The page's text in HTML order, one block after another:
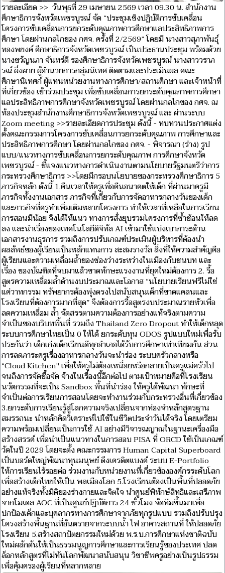
รายละเอียด >> วันพุธที่ 29 เมษายน 2569 เวลา 09.30 น. สำนักงาน
ศึกษาธิการจังหวัดเพชรบูรณ์ จัด “ประชุมเชิงปฏิบัติการขับเคลื่อน
โครงการขับเคลื่อนการยกระดับคุณภาพการศึกษาแลประสิทธิภาพการ
ศึกษา โดยผ่านกลไกของ กศจ. ครั้งที่ 2/2569” โดยมี นางสาวสุภาพันธุ์
ทองพยงค์ ศึกษาธิการจังหวัดเพชรบูรณ์ เป็นประธานประชุม พร้อมด้วย
นางขวัญนภา จันทร์ดี รองศึกษาธิการจังหวัดเพชรบูรณ์ นางสาววราภ
รณ์ ผึ่งผาย ผู้อำนวยการกลุ่มนิเทศ ติดตามและประเมินผล คณะ
ศึกษานิเทศก์ ผู้แทนหน่วยงานทางการศึกษา/สถานศึกษา และเจ้าหน้าที่
ที่เกี่ยวข้อง เข้าร่วมประชุม เพื่อขับเคลื่อนการยกระดับคุณภาพการศึกษา
แลประสิทธิภาพการศึกษาจังหวัดเพชรบูรณ์ โดยผ่านกลไกของ กศจ. ณ
ห้องประชุมสำนักงานศึกษาธิการจังหวัดเพชรบูรณ์ และ ผ่านระบบ
Zoom meeting >>รายละเอียดการประชุม ดังนี้ - ทบทวนประกาศแต่ง
ตั้งคณะกรรมการโครงการขับเคลื่อนการยกระดับคุณภาพ การศึกษาและ
ประสิทธิภาพการศึกษา โดยผ่านกลไกของ กศจ. - พิจารณา (ร่าง) รูป
แบบ/แนวทางการขับเคลื่อนการยกระดับคุณภาพ การศึกษาจังหวัด
เพชรบูรณ์ - ชี้แจงแนวทางการดำเนินงานตามนโยบายรัฐมนตรีว่าการ
กระทรวงศึกษาธิการ >>โดยมีกรอบนโยบายของกระทรวงศึกษาธิการ 5
ภารกิจหลัก ดังนี้ 1.คืนเวลาให้ครูเพื่อคืนอนาคตให้เด็ก ที่ผ่านมาครูมี
ภารกิจทั้งงานเอกสาร ภารกิจที่เกี่ยวกับการจัดอาหารกลางวันของเด็ก
และภารกิจที่ครูทำเพิ่มเติมหลายโครงการ ทำให้เวลาที่เหลือในการเรียน
การสอนมีน้อย จึงได้ให้แนว ทางการสั่งยุบรวมโครงการที่ซ้ำซ้อนให้ลด
ลง และนำเรื่องของเทคโนโลยีดิจิทัล AI เข้ามาใช้แบ่งเบาภาระด้าน
เอกสารงานธุรการ รวมถึงการปรับเกณฑ์ประเมินผู้บริหารที่ต้องนำ
ผลลัพธ์ของผู้เรียนเป็นหลักแทนการ สะสมรางวัล สิ่งที่ให้ความสำคัญคือ
ผู้เรียนและความเหลื่อมล้ำของช่องว่างระหว่างในเมืองกับชนบท และ
เรื่อง ของบัณฑิตที่จบมาแล้วขาดทักษะแรงงานที่ยุคใหม่ต้องการ 2. รื้อ
สูตรความเหลื่อมล้ำด้านงบประมาณและโอกาส “นโยบายเรียนฟรีไม่ใช่
แค่วาทกรรม ทรัพยากรต้องพุ่งตรงไปสนับสนุนเด็กที่ขาดแคลนและ
โรงเรียนที่ต้องการมากที่สุด” จึงต้องการรื้อสูตรงบประมาณรายหัวเพื่อ
ลดความเหลื่อม ล้ำ จัดสรรตามความต้องการอย่างแท้จริงตามความ
จำเป็นของบริบทพื้นที่ รวมถึง Thailand Zero Dropout ทำให้เด็กหลุด
ระบบการศึกษาไทยเป็น 0 ให้ได้ ยกระดับทุน ODOS รูปแบบใหม่เพื่อรับ
ประกันว่า เด็กเก่งเด็กเรียนดีทุกอำเภอได้รับการศึกษาเท่าเทียมกัน ส่วน
การลดภาระครูเรื่องอาหารกลางวันจะนำร่อง ระบบครัวกลางหรือ
“Cloud Kitchen" เพื่อให้ครูไม่ต้องเหนื่อยหรือกลายเป็นครูแม่ครัวไป
จนถึงการจัดซื้อจัด จ้างในเรื่องนี้อีกต่อไป ตามเป้าหมายคือที่โรงเรียน
นวัตกรรมที่จะเป็น Sandbox พื้นที่นำร่อง ให้ครูได้พัฒนา ทักษะที่
จำเป็นต่อการเรียนการสอนโดยจะทำงานร่วมกับกระทรวงอื่นที่เกี่ยวข้อง
3.ยกระดับการเรียนรู้สู่โลกความจริงเปลี่ยนจากท่องจำหลักสูตรฐาน
สมรรถนะ นำหลักคิดวิเคราะห์ไปใช้ในชีวิตประจำวันได้จริง โดยเตรียม
ความพร้อมเปลี่ยนเป็นการใช้ AI อย่างมีวิจารณญาณในฐานะเครื่องมือ
สร้างสรรค์ เพื่อนำเป็นแนวทางในการสอบ PISA ที่ ORCD ใช้เป็นเกณฑ์
วัดในปี 2029 โดยจะตั้ง คณะกรรมการ Human Capital Superboard
เป็นบอร์ดใหญ่พัฒนาทุนมนุษย์ ดึงเครดิตแบงค์ ระบบ E-Portfolio
ให้การเรียนไร้รอยต่อ ร่วมงานกับหน่วยงานที่เกี่ยวข้ององค์กรระดับโลก
เพื่อสร้างเด็กไทยให้เป็น พลเมืองโลก 5.โรงเรียนต้องเป็นพื้นที่ปลอดภัย
อย่างแท้จริงทั้งมิติของร่างกายและจิตใจ นำศูนย์พิทักษ์สิทธิและเสรีภาพ
จากโมเดล AOC ที่เป็นศูนย์ปฏิบัติการ 24 ชั่วโมง จัดทีมขึ้นมาเพื่อ
ปกป้องเด็กและบุคลากรทางการศึกษาจากภัยทุกรูปแบบ รวมถึงปรับปรุง
โครงสร้างพื้นฐานที่อันตรายจากระบบน้ำ ไฟ อาคารสถานที่ ให้ปลอดภัย
โรงเรียน 5.สร้างสถาปัตยกรรมใหม่ด้วย พ.ร.บ.การศึกษาแห่งชาติฉบับ
ใหม่ผลักดันให้เป็นธรรมนูญการศึกษาและการเรียนรู้ของประเทศ ปลด
ล็อกหลักสูตรที่ไม่ทันโลกพัฒนาสนับสนุน วิชาชีพครูอย่างเป็นรูปธรรม
เพื่อคุ้มครองผู้เรียนที่หลากหลาย